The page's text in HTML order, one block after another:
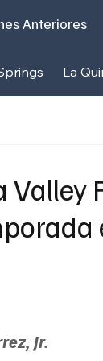
La
Anteriores
Valley
Jr.